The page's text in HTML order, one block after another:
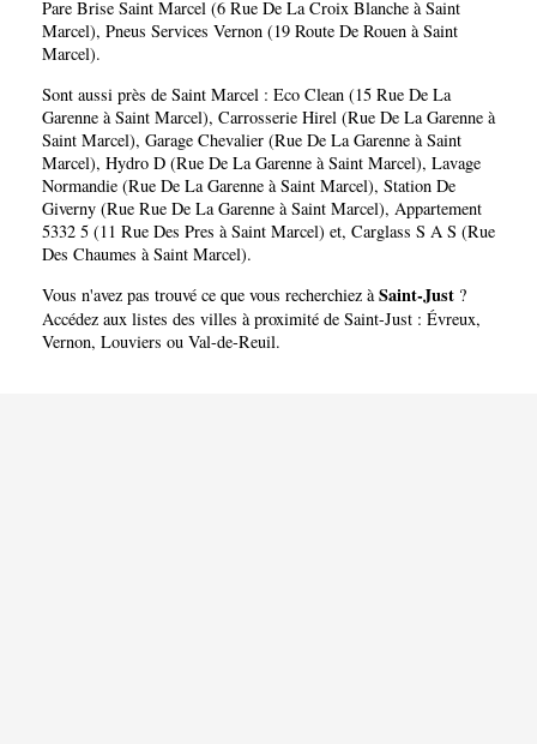
Pare Brise Saint Marcel (6 Rue De La Croix Blanche à Saint
Marcel), Pneus Services Vernon (19 Route De Rouen à Saint
Marcel).
Sont aussi près de Saint Marcel : Eco Clean (15 Rue De La
Garenne à Saint Marcel), Carrosserie Hirel (Rue De La Garenne à
Saint Marcel), Garage Chevalier (Rue De La Garenne à Saint
Marcel), Hydro D (Rue De La Garenne à Saint Marcel), Lavage
Normandie (Rue De La Garenne à Saint Marcel), Station De
Giverny (Rue Rue De La Garenne à Saint Marcel), Appartement
5332 5 (11 Rue Des Pres à Saint Marcel) et, Carglass S A S (Rue
Des Chaumes à Saint Marcel).
Vous n'avez pas trouvé ce que vous recherchiez àSaint-Just ?
Accédez aux listes des villes à proximité de Saint-Just : Évreux,
Vernon, Louviers ou Val-de-Reuil.